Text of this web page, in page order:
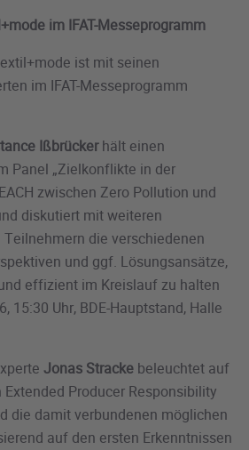
im IFAT-Messeprogramm
ist mit seinen
im IFAT-Messeprogramm
Ißbrückerhält einen
Panel „Zielkonflikte in der
zwischen Zero Pollution und
diskutiert mit weiteren
die verschiedenen
und ggf. Lösungsansätze,
effizient im Kreislauf zu halten
15:30 Uhr, BDE-Hauptstand, Halle
Jonas Stracke beleuchtet auf
Extended Producer Responsibility
die damit verbundenen möglichen
auf den ersten Erkenntnissen